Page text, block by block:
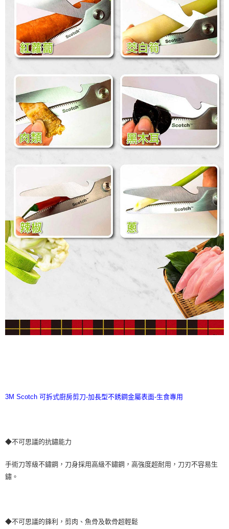
3M Scotch 可拆式廚房剪刀-加長型不銹鋼金屬表面-生食專用
◆不可思議的抗鏽能力
手術刀等級不鏽鋼，刀身採用高級不鏽鋼，高強度超耐用，刀刃不容易生
鏽。
◆不可思議的鋒利，剪肉、魚骨及軟骨超輕鬆